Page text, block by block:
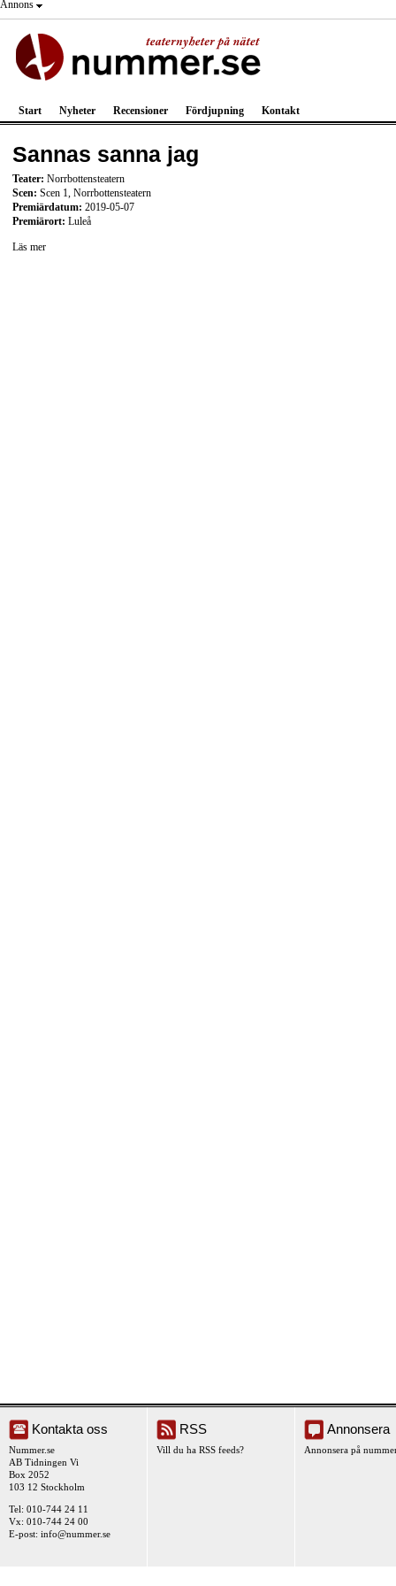
Annons
Start Nyheter Recensioner Fördjupning Kontakt
Sannas sanna jag
Teater: Norrbottensteatern
Scen: Scen 1, Norrbottensteatern
Premiärdatum: 2019-05-07
Premiärort: Luleå
Läs mer
Kontakta oss
Nummer.se
AB Tidningen Vi
Box 2052
103 12 Stockholm
Tel: 010-744 24 11
Vx: 010-744 24 00
E-post: info@nummer.se
RSS
Vill du ha RSS feeds?
Annonsera
Annonsera på